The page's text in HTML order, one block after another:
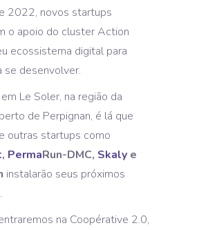
2022, novos startups
o apoio do cluster Action
ecossistema digital para
se desenvolver.
Le Soler, na região da
de Perpignan, é lá que
outras startups como
, PermaRun-DMC, Skaly e
instalarão seus próximos
na Coopérative 2.0,